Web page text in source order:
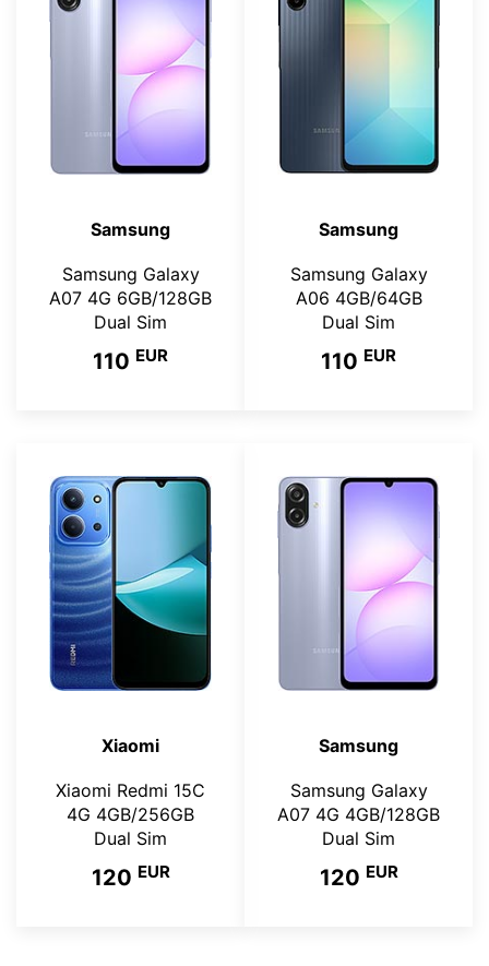
Samsung
Samsung Galaxy
A07 4G 6GB/128GB
Dual Sim
110 EUR
Samsung
Samsung Galaxy
A06 4GB/64GB
Dual Sim
110 EUR
Xiaomi
Xiaomi Redmi 15C
4G 4GB/256GB
Dual Sim
120 EUR
Samsung
Samsung Galaxy
A07 4G 4GB/128GB
Dual Sim
120 EUR